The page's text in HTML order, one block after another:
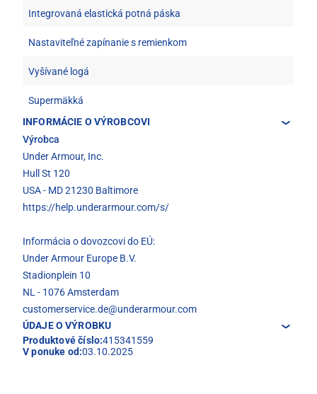
Integrovaná elastická potná páska
Nastaviteľné zapínanie s remienkom
Vyšívané logá
Supermäkká
INFORMÁCIE O VÝROBCOVI
Výrobca
Under Armour, Inc.
Hull St 120
USA - MD 21230 Baltimore
https://help.underarmour.com/s/
Informácia o dovozcovi do EÚ:
Under Armour Europe B.V.
Stadionplein 10
NL - 1076 Amsterdam
customerservice.de@underarmour.com
ÚDAJE O VÝROBKU
Produktové číslo:415341559
V ponuke od:03.10.2025